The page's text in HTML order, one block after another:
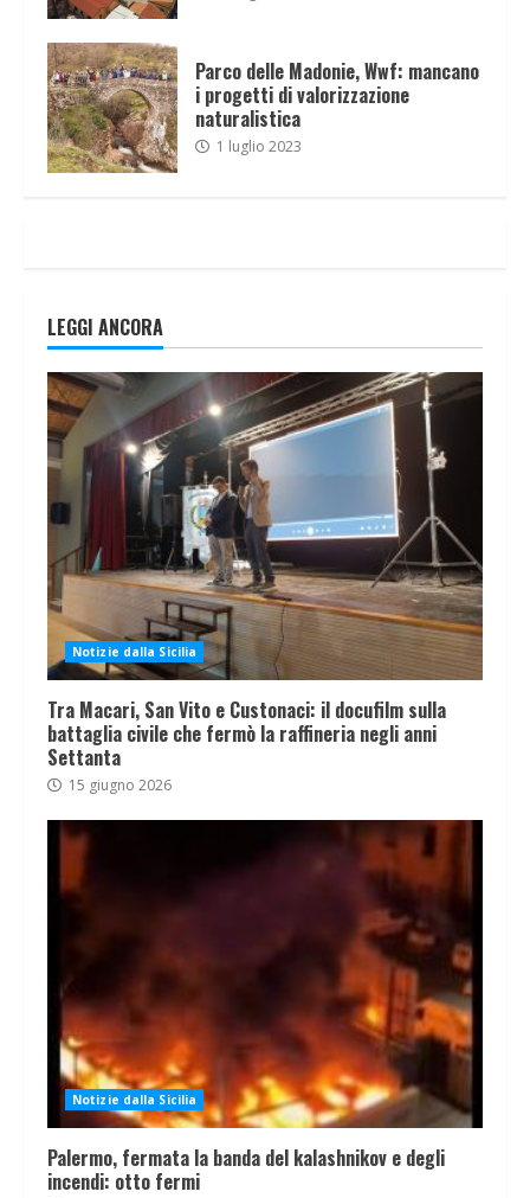
Parco delle Madonie, Wwf: mancano
i progetti di valorizzazione
naturalistica
1 luglio 2023
LEGGI ANCORA
Notizie dalla Sicilia
Tra Macari, San Vito e Custonaci: il docufilm sulla
battaglia civile che fermò la raffineria negli anni
Settanta
15 giugno 2026
Notizie dalla Sicilia
Palermo, fermata la banda del kalashnikov e degli
incendi: otto fermi